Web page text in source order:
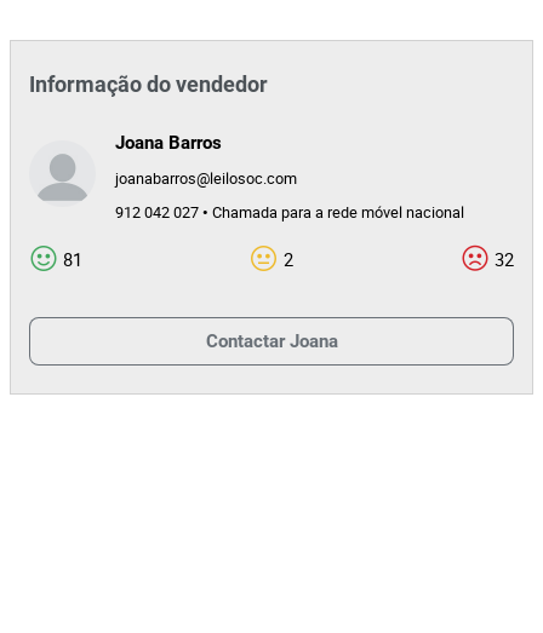
Informação do vendedor
Joana Barros
joanabarros@leilosoc.com
912 042 027 • Chamada para a rede móvel nacional
81 2 32
Contactar Joana